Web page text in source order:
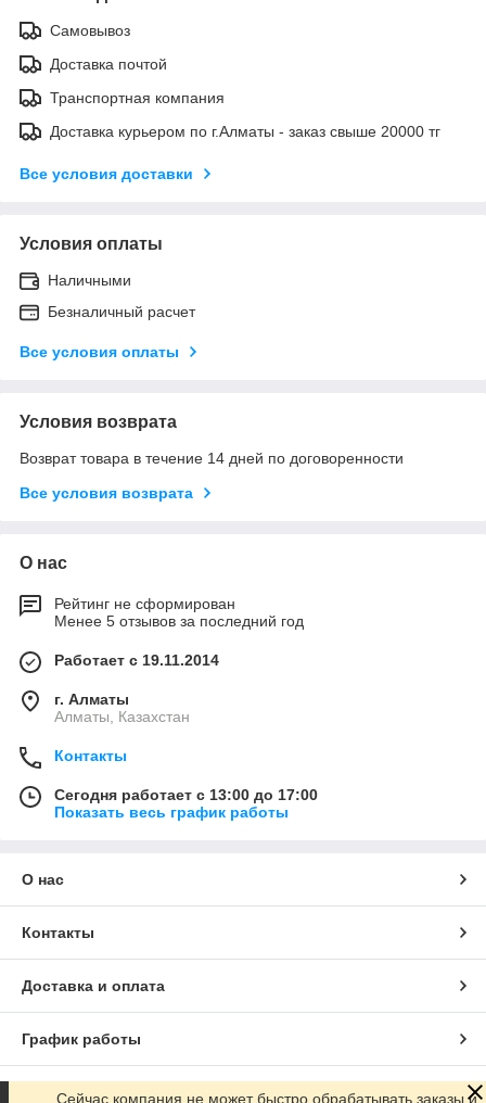
Самовывоз
Доставка почтой
Транспортная компания
Доставка курьером по г.Алматы - заказ свыше 20000 тг
Все условия доставки
Условия оплаты
Наличными
Безналичный расчет
Все условия оплаты
Условия возврата
Возврат товара в течение 14 дней по договоренности
Все условия возврата
О нас
Рейтинг не сформирован
Менее 5 отзывов за последний год
Работает с 19.11.2014
г. Алматы
Алматы, Казахстан
Контакты
Сегодня работает с 13:00 до 17:00
Показать весь график работы
О нас
Контакты
Доставка и оплата
График работы
Полная версия сайта
Сейчас компания не может быстро обрабатывать заказы и